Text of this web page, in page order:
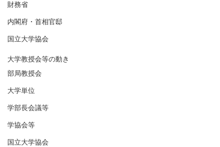
財務省
内閣府・首相官邸
国立大学協会
大学教授会等の動き
部局教授会
大学単位
学部長会議等
学協会等
国立大学協会